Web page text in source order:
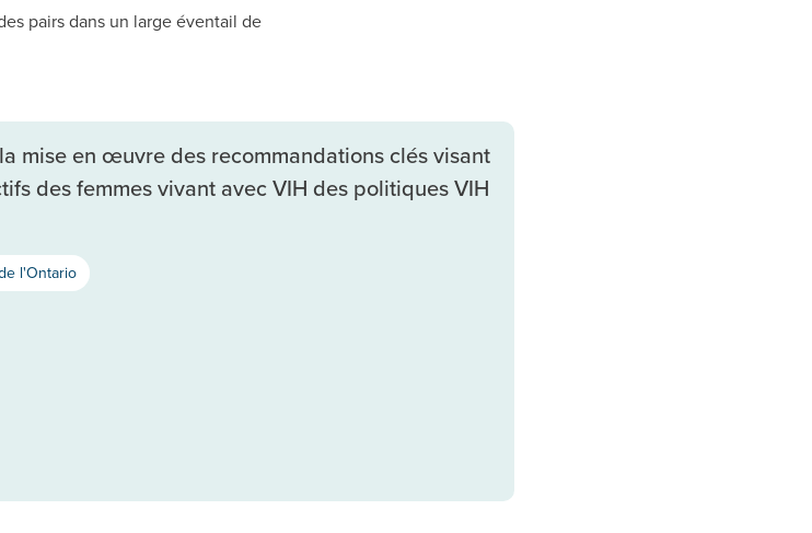
pairs dans un large éventail de
mise en œuvre des recommandations clés visant
des femmes vivant avec VIH des politiques VIH
l'Ontario